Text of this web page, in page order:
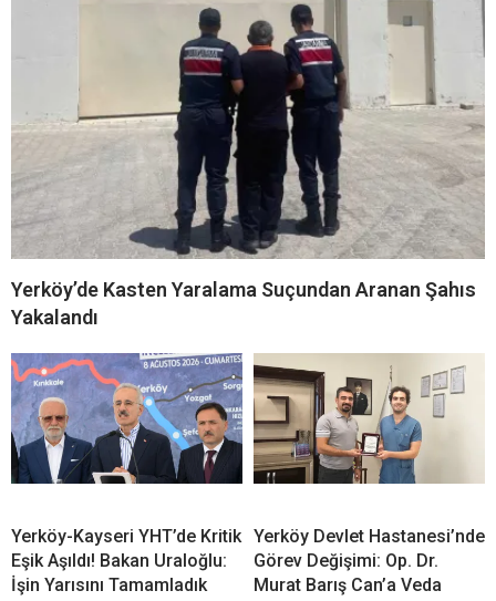
Yerköy’de Kasten Yaralama Suçundan Aranan Şahıs
Yakalandı
Yerköy-Kayseri YHT’de Kritik
Eşik Aşıldı! Bakan Uraloğlu:
İşin Yarısını Tamamladık
Yerköy Devlet Hastanesi’nde
Görev Değişimi: Op. Dr.
Murat Barış Can’a Veda